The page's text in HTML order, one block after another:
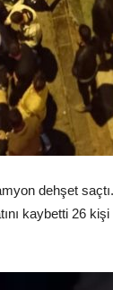
dehşet
kaybetti 26